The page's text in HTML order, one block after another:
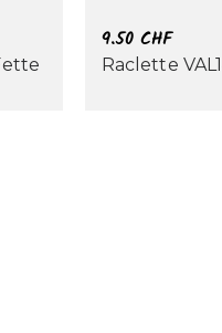
9.50 CHF
Raclette